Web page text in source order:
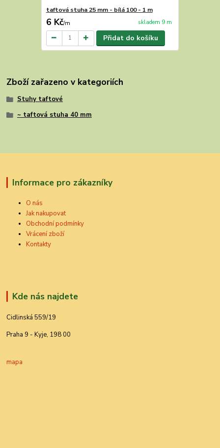
taftová stuha 25 mm - bílá 100 - 1 m
6 Kč/m skladem 9 m
Přidat do košíku
Zboží zařazeno v kategoriích
Stuhy taftové
~ taftová stuha 40 mm
Informace pro zákazníky
O nás
Jak nakupovat
Obchodní podmínky
Vrácení zboží
Kontakty
Kde nás najdete
Cidlinská 559/19
Praha 9 - Kyje, 198 00
mapa